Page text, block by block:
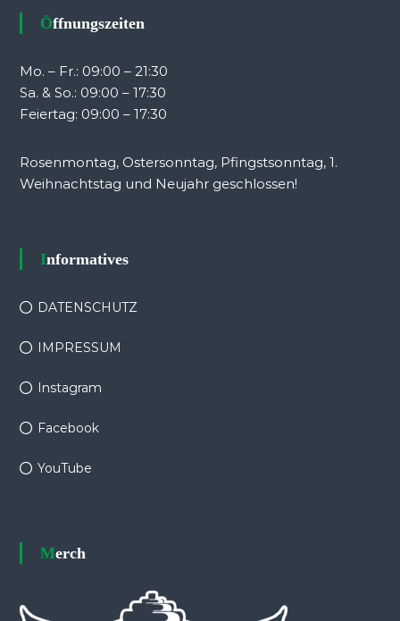
Öffnungszeiten
Mo. – Fr.: 09:00 – 21:30
Sa. & So.: 09:00 – 17:30
Feiertag: 09:00 – 17:30
Rosenmontag, Ostersonntag, Pfingstsonntag, 1.
Weihnachtstag und Neujahr geschlossen!
Informatives
DATENSCHUTZ
IMPRESSUM
Instagram
Facebook
YouTube
Merch